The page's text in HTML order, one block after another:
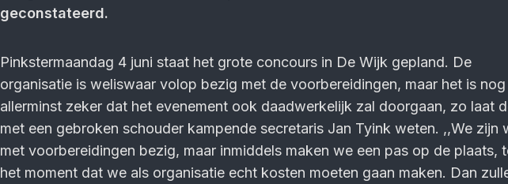
geconstateerd.
Pinkstermaandag 4 juni staat het grote concours in De Wijk gepland. De
organisatie is weliswaar volop bezig met de voorbereidingen, maar het is nog
allerminst zeker dat het evenement ook daadwerkelijk zal doorgaan, zo laat
met een gebroken schouder kampende secretaris Jan Tyink weten. ,,We zijn
met voorbereidingen bezig, maar inmiddels maken we een pas op de plaats,
het moment dat we als organisatie echt kosten moeten gaan maken. Dan